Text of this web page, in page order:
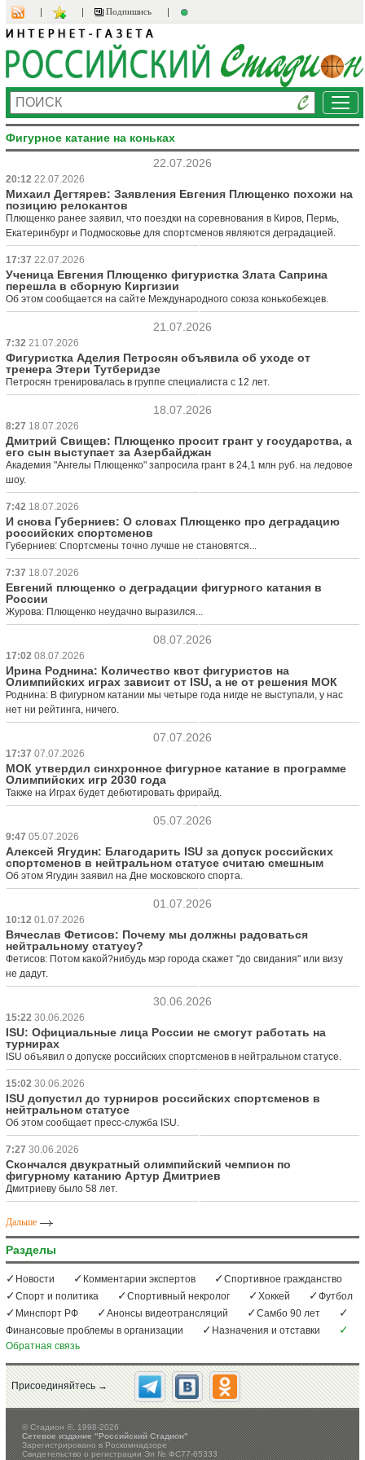
Подпишись
Фигурное катание на коньках
22.07.2026
20:12 22.07.2026
Михаил Дегтярев: Заявления Евгения Плющенко похожи на
позицию релокантов
Плющенко ранее заявил, что поездки на соревнования в Киров, Пермь,
Екатеринбург и Подмосковье для спортсменов являются деградацией.
17:37 22.07.2026
Ученица Евгения Плющенко фигуристка Злата Саприна
перешла в сборную Киргизии
Об этом сообщается на сайте Международного союза конькобежцев.
21.07.2026
7:32 21.07.2026
Фигуристка Аделия Петросян объявила об уходе от
тренера Этери Тутберидзе
Петросян тренировалась в группе специалиста с 12 лет.
18.07.2026
8:27 18.07.2026
Дмитрий Свищев: Плющенко просит грант у государства, а
его сын выступает за Азербайджан
Академия "Ангелы Плющенко" запросила грант в 24,1 млн руб. на ледовое
шоу.
7:42 18.07.2026
И снова Губерниев: О словах Плющенко про деградацию
российских спортсменов
Губерниев: Спортсмены точно лучше не становятся...
7:37 18.07.2026
Евгений плющенко о деградации фигурного катания в
России
Журова: Плющенко неудачно выразился...
08.07.2026
17:02 08.07.2026
Ирина Роднина: Количество квот фигуристов на
Олимпийских играх зависит от ISU, а не от решения МОК
Роднина: В фигурном катании мы четыре года нигде не выступали, у нас
нет ни рейтинга, ничего.
07.07.2026
17:37 07.07.2026
МОК утвердил синхронное фигурное катание в программе
Олимпийских игр 2030 года
Также на Играх будет дебютировать фрирайд.
05.07.2026
9:47 05.07.2026
Алексей Ягудин: Благодарить ISU за допуск российских
спортсменов в нейтральном статусе считаю смешным
Об этом Ягудин заявил на Дне московского спорта.
01.07.2026
10:12 01.07.2026
Вячеслав Фетисов: Почему мы должны радоваться
нейтральному статусу?
Фетисов: Потом какой?нибудь мэр города скажет "до свидания" или визу
не дадут.
30.06.2026
15:22 30.06.2026
ISU: Официальные лица России не смогут работать на
турнирах
ISU объявил о допуске российских спортсменов в нейтральном статусе.
15:02 30.06.2026
ISU допустил до турниров российских спортсменов в
нейтральном статусе
Об этом сообщает пресс-служба ISU.
7:27 30.06.2026
Скончался двукратный олимпийский чемпион по
фигурному катанию Артур Дмитриев
Дмитриеву было 58 лет.
Дальше
Разделы
Новости Комментарии экспертов
Спортивное гражданство
Спорт и политика
Спортивный некролог Хоккей
Футбол
Минспорт РФ
Анонсы видеотрансляций
Самбо 90 лет
Финансовые проблемы в организации
Назначения и отставки
Обратная связь
Присоединяйтесь →
©Стадион ®, 1998-2026
Сетевое издание "Российский Стадион"
Зарегистрировано в Роскомнадзоре
Свидетельство о регистрации Эл № ФС77-65333